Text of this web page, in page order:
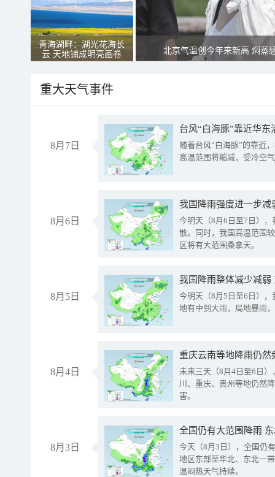
青海湖畔：湖光花海长
云 天地铺成明亮画卷
北京气温创今年来新高 焖蒸
重大天气事件
8月7日
台风“白海豚”靠近华
随着台风“白海豚”的靠近
高温范围将缩减，受冷空
8月6日
今明天（8月6日至7日）
散。同时，我国高温范围
区将有大范围桑拿天。
8月5日
我国降雨整体减少减弱
今明天（8月5日至6日）
地有中到大雨，局地暴雨
8月4日
重庆云南等地降雨仍然
未来三天（8月4日至6日
川、重庆、贵州等地仍然
害。
8月3日
全国仍有大范围降雨
今天（8月3日），全国仍
地区东部至华北、东北一
温闷热天气持续。